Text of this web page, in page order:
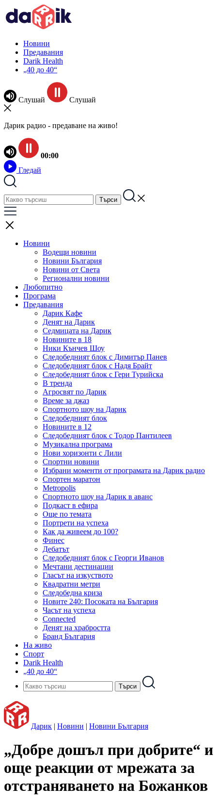
Новини
Предавания
Darik Health
„40 до 40“
Слушай Слушай
Дарик радио - предаване на живо!
00:00
Гледай
Новини
Водещи новини
Новини България
Новини от Света
Регионални новини
Любопитно
Програма
Предавания
Дарик Кафе
Денят на Дарик
Седмицата на Дарик
Новините в 18
Ники Кънчев Шоу
Следобедният блок с Димитър Панев
Следобедният блок с Надя Брайт
Следобедният блок с Гери Турийска
В тренда
Агросвят по Дарик
Време за джаз
Спортното шоу на Дарик
Следобедният блок
Новините в 12
Следобедният блок с Тодор Пантилеев
Музикална програма
Нови хоризонти с Лили
Спортни новини
Избрани моменти от програмата на Дарик радио
Спортен маратон
Metropolis
Спортното шоу на Дарик в аванс
Подкаст в ефира
Още по темата
Портрети на успеха
Как да живеем до 100?
Финес
Дебатът
Следобедният блок с Георги Иванов
Мечтани дестинации
Гласът на изкуството
Квадратни метри
Следобедна криза
Новите 240: Посоката на България
Часът на успеха
Connected
Денят на храбростта
Бранд България
На живо
Спорт
Darik Health
„40 до 40“
Дарик | Новини | Новини България
„Добре дошъл при добрите“ и
още реакции от мрежата за
отстраняването на Божанков